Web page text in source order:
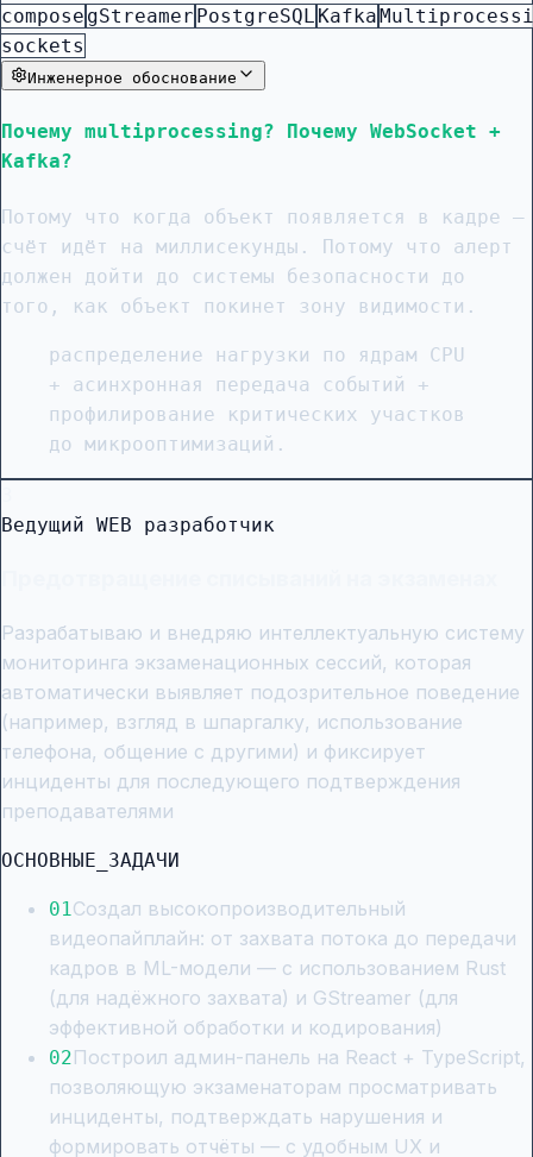
compose gStreamer PostgreSQL Kafka
sockets
Инженерное обоснование
Почему multiprocessing? Почему WebSocket +
Kafka?
Потому что когда объект появляется в кадре —
счёт идёт на миллисекунды. Потому что алерт
должен дойти до системы безопасности до
того, как объект покинет зону видимости.
распределение нагрузки по ядрам CPU
+ асинхронная передача событий +
профилирование критических участков
до микрооптимизаций.
Ведущий WEB разработчик
Разрабатываю и внедряю интеллектуальную систему
мониторинга экзаменационных сессий, которая
автоматически выявляет подозрительное поведение
(например, взгляд в шпаргалку, использование
телефона, общение с другими) и фиксирует
инциденты для последующего подтверждения
преподавателями
ОСНОВНЫЕ_ЗАДАЧИ
01Создал высокопроизводительный
видеопайплайн: от захвата потока до передачи
кадров в ML-модели — с использованием Rust
(для надёжного захвата) и GStreamer (для
эффективной обработки и кодирования)
02Построил админ-панель на React + TypeScript,
позволяющую экзаменаторам просматривать
инциденты, подтверждать нарушения и
формировать отчёты — с удобным UX и